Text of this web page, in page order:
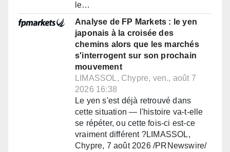
le…
Analyse de FP Markets : le yen
japonais à la croisée des
chemins alors que les marchés
s'interrogent sur son prochain
mouvement
LIMASSOL, Chypre, ven., août 7
2026 16:38
Le yen s'est déjà retrouvé dans
cette situation — l'histoire va-t-elle
se répéter, ou cette fois-ci est-ce
vraiment différent ?LIMASSOL,
Chypre, 7 août 2026 /PRNewswire/